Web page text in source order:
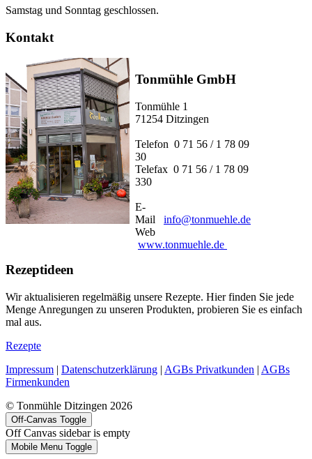
Samstag und Sonntag geschlossen.
Kontakt
Tonmühle GmbH
Tonmühle 1
71254 Ditzingen
Telefon 0 71 56 / 1 78 09
30
Telefax 0 71 56 / 1 78 09
330
E-
Mail
info@tonmuehle.de
Web
www.tonmuehle.de
Rezeptideen
Wir aktualisieren regelmäßig unsere Rezepte. Hier finden Sie jede
Menge Anregungen zu unseren Produkten, probieren Sie es einfach
mal aus.
Rezepte
Impressum | Datenschutzerklärung | AGBs Privatkunden | AGBs
Firmenkunden
© Tonmühle Ditzingen 2026
Off-Canvas Toggle
Off Canvas sidebar is empty
Mobile Menu Toggle